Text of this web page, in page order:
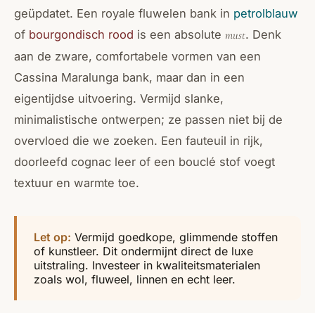
geüpdatet. Een royale fluwelen bank in petrolblauw
of bourgondisch rood is een absolute must. Denk
aan de zware, comfortabele vormen van een
Cassina Maralunga bank, maar dan in een
eigentijdse uitvoering. Vermijd slanke,
minimalistische ontwerpen; ze passen niet bij de
overvloed die we zoeken. Een fauteuil in rijk,
doorleefd cognac leer of een bouclé stof voegt
textuur en warmte toe.
Let op: Vermijd goedkope, glimmende stoffen
of kunstleer. Dit ondermijnt direct de luxe
uitstraling. Investeer in kwaliteitsmaterialen
zoals wol, fluweel, linnen en echt leer.